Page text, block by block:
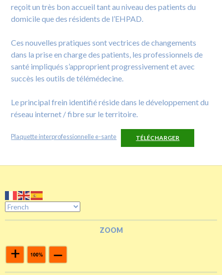
reçoit un très bon accueil tant au niveau des patients du
domicile que des résidents de l’EHPAD.
Ces nouvelles pratiques sont vectrices de changements
dans la prise en charge des patients, les professionnels de
santé impliqués s’approprient progressivement et avec
succès les outils de télémédecine.
Le principal frein identifié réside dans le développement du
réseau internet / fibre sur le territoire.
Plaquette interprofessionnelle e-sante TÉLÉCHARGER
ZOOM